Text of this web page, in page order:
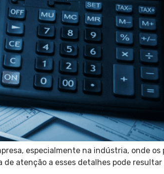
especialmente na indústria, onde
atenção a esses detalhes pode